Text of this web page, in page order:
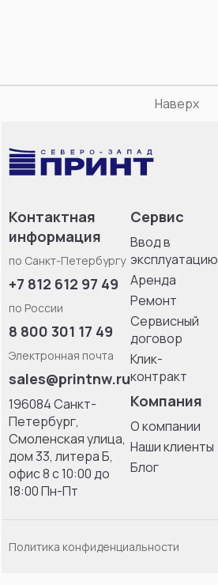
Наверх
Контактная
информация
по Санкт-Петербургу
+7 812 612 97 49
по России
8 800 301 17 49
Электронная почта
sales@printnw.ru
196084 Санкт-
Петербург,
Смоленская улица,
дом 33, литерa Б,
офис 8 с 10:00 до
18:00 Пн-Пт
Сервис
Ввод в
эксплуатацию
Аренда
Ремонт
Сервисный
договор
Клик-
контракт
Компания
О компании
Наши клиенты
Блог
Политика конфиденциальности